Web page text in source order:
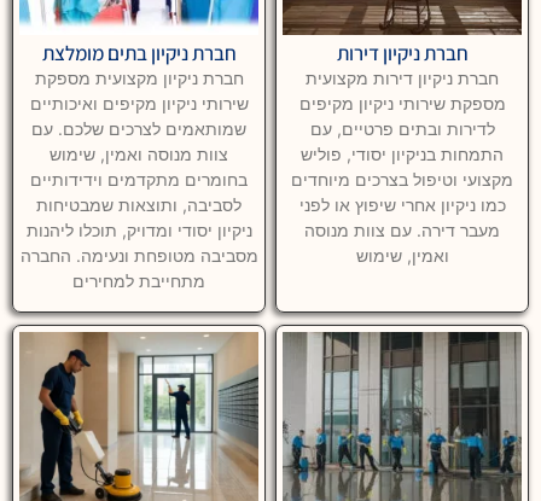
חברת ניקיון דירות
חברת ניקיון דירות מקצועית
מספקת שירותי ניקיון מקיפים
לדירות ובתים פרטיים, עם
התמחות בניקיון יסודי, פוליש
מקצועי וטיפול בצרכים מיוחדים
כמו ניקיון אחרי שיפוץ או לפני
מעבר דירה. עם צוות מנוסה
ואמין, שימוש
חברת ניקיון בתים מומלצת
חברת ניקיון מקצועית מספקת
שירותי ניקיון מקיפים ואיכותיים
שמותאמים לצרכים שלכם. עם
צוות מנוסה ואמין, שימוש
בחומרים מתקדמים וידידותיים
לסביבה, ותוצאות שמבטיחות
ניקיון יסודי ומדויק, תוכלו ליהנות
מסביבה מטופחת ונעימה. החברה
מתחייבת למחירים